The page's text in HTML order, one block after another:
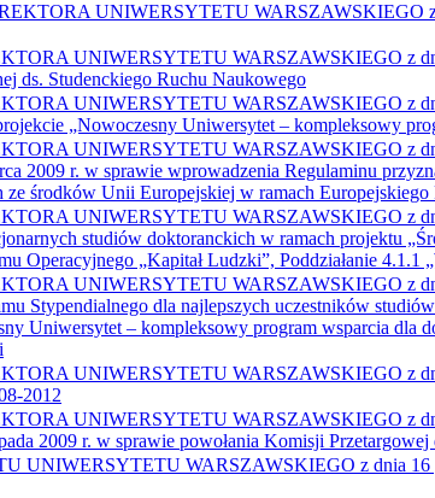
UNIWERSYTETU WARSZAWSKIEGO z
UNIWERSYTETU WARSZAWSKIEGO z
ds. Studenckiego Ruchu Naukowego
UNIWERSYTETU WARSZAWSKIEGO z
„Nowoczesny Uniwersytet – kompleksowy
UNIWERSYTETU WARSZAWSKIEGO z
2009 r. w sprawie wprowadzenia Regulaminu
środków Unii Europejskiej w ramach Europejskiego
UNIWERSYTETU WARSZAWSKIEGO z
studiów doktoranckich w ramach projektu
Operacyjnego „Kapitał Ludzki”, Poddziałanie 4.1.1
UNIWERSYTETU WARSZAWSKIEGO z
Stypendialnego dla najlepszych uczestników
Uniwersytet – kompleksowy program wsparcia dla
UNIWERSYTETU WARSZAWSKIEGO z
2012
UNIWERSYTETU WARSZAWSKIEGO z
2009 r. w sprawie powołania Komisji
UNIWERSYTETU WARSZAWSKIEGO z dnia 16